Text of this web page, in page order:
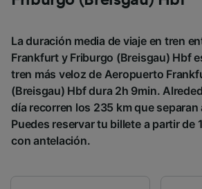
La duración media de viaje en tren
Frankfurt y Friburgo (Breisgau) Hbf
tren más veloz de Aeropuerto
(Breisgau) Hbf dura 2h 9min.
día recorren los 235 km que
Puedes reservar tu billete a partir de
con antelación.